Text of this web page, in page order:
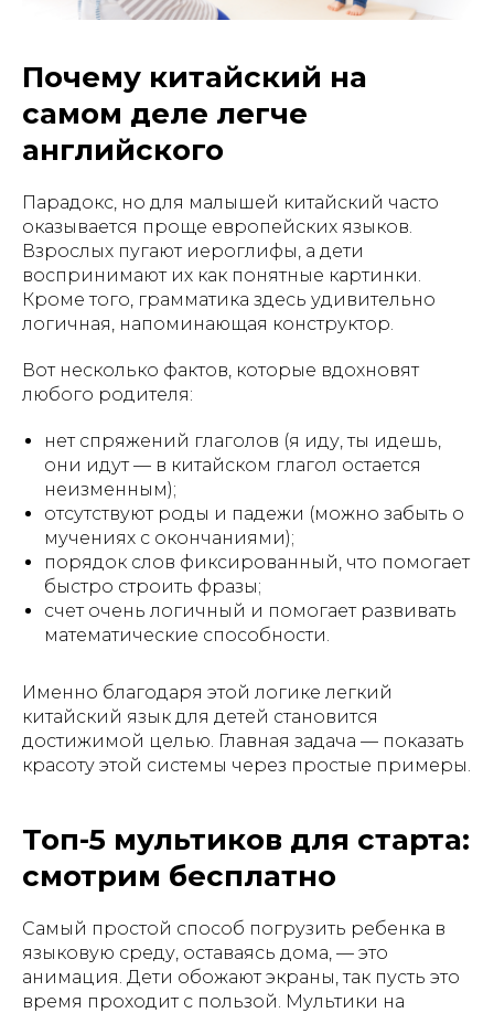
Почему китайский на
самом деле легче
английского
Парадокс, но для малышей китайский часто
оказывается проще европейских языков.
Взрослых пугают иероглифы, а дети
воспринимают их как понятные картинки.
Кроме того, грамматика здесь удивительно
логичная, напоминающая конструктор.
Вот несколько фактов, которые вдохновят
любого родителя:
нет спряжений глаголов (я иду, ты идешь,
они идут — в китайском глагол остается
неизменным);
отсутствуют роды и падежи (можно забыть о
мучениях с окончаниями);
порядок слов фиксированный, что помогает
быстро строить фразы;
счет очень логичный и помогает развивать
математические способности.
Именно благодаря этой логике легкий
китайский язык для детей становится
достижимой целью. Главная задача — показать
красоту этой системы через простые примеры.
Топ-5 мультиков для старта:
смотрим бесплатно
Самый простой способ погрузить ребенка в
языковую среду, оставаясь дома, — это
анимация. Дети обожают экраны, так пусть это
время проходит с пользой. Мультики на